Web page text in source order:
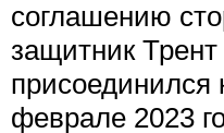
соглашению
защитник
присоединился
феврале 2023